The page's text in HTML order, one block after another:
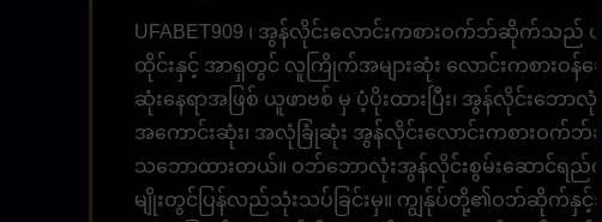
UFABET909 ၊ အွန်လိုင်းလောင်းကစားဝက်ဘ်ဆိုက်သည်
ထိုင်းနှင့် အာရှတွင် လူကြိုက်အများဆုံး လောင်းကစားဝန်
ဆုံးနေရာအဖြစ် ယူဖာဗစ် မှ ပံ့ပိုးထားပြီး၊ အွန်လိုင်းဘေ
အကောင်းဆုံး၊ အလုံခြုံဆုံး အွန်လိုင်းလောင်းကစားဝ
သဘောထားတယ်။ ဝဘ်ဘောလုံးအွန်လိုင်းစွမ်းဆောင်ရည်ကို
မျိုးတွင်ပြန်လည်သုံးသပ်ခြင်းမှ။ ကျွန်ုပ်တို့၏ဝဘ်ဆိုက်နှင့်အ